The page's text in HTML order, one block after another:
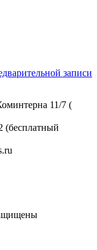
записи
11/7 (
(бесплатный